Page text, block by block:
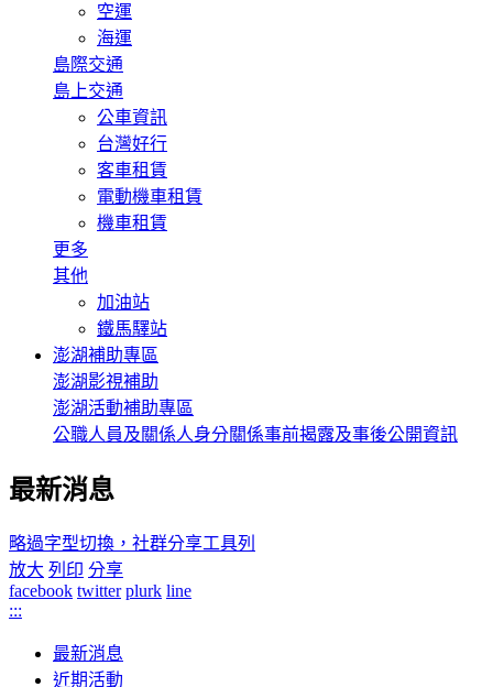
空運
海運
島際交通
島上交通
公車資訊
台灣好行
客車租賃
電動機車租賃
機車租賃
更多
其他
加油站
鐵馬驛站
澎湖補助專區
澎湖影視補助
澎湖活動補助專區
公職人員及關係人身分關係事前揭露及事後公開資訊
最新消息
略過字型切換，社群分享工具列
放大 列印 分享
facebook twitter plurk line
:::
最新消息
近期活動